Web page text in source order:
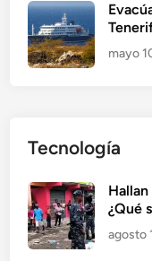
mayo
Tecnología
¿Qué
agosto